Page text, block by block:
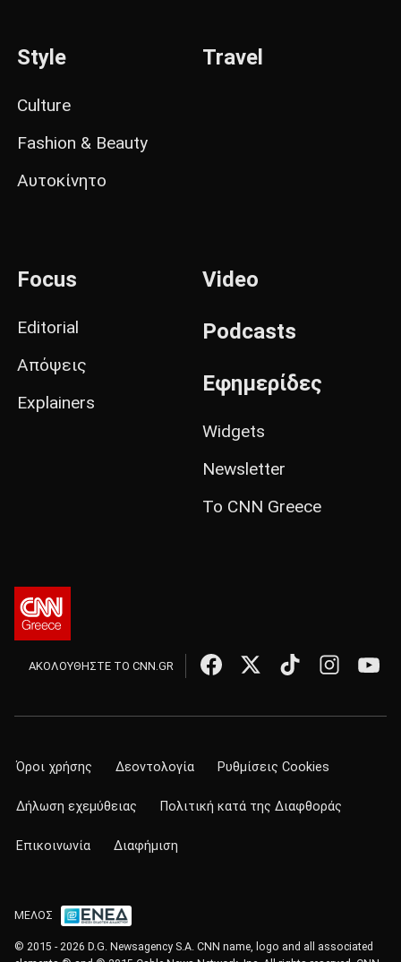
Style
Culture
Fashion & Beauty
Αυτοκίνητο
Travel
Focus
Editorial
Απόψεις
Explainers
Video
Podcasts
Εφημερίδες
Widgets
Newsletter
Το CNN Greece
ΑΚΟΛΟΥΘΗΣΤΕ ΤΟ CNN.GR
Όροι χρήσης Δεοντολογία Ρυθμίσεις Cookies
Δήλωση εχεμύθειας Πολιτική κατά της Διαφθοράς
Επικοινωνία Διαφήμιση
ΜΕΛΟΣ
© 2015 - 2026 D.G. Newsagency S.A. CNN name, logo and all associated